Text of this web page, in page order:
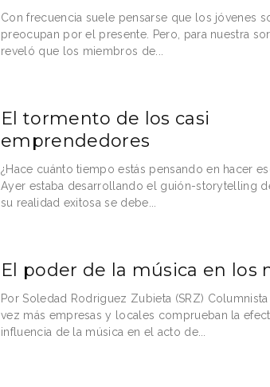
Con frecuencia suele pensarse que los jóvenes
preocupan por el presente. Pero, para nuestra
reveló que los miembros de...
El tormento de los casi
emprendedores
¿Hace cuánto tiempo estás pensando en hacer
Ayer estaba desarrollando el guión-storytelling
su realidad exitosa se debe...
El poder de la música en los
Por Soledad Rodriguez Zubieta (SRZ) Columnista
vez más empresas y locales comprueban la
influencia de la música en el acto de...